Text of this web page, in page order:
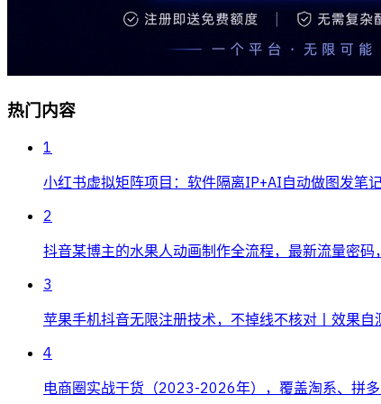
热门内容
1
小红书虚拟矩阵项目：软件隔离IP+AI自动做图发笔
2
抖音某博主的水果人动画制作全流程，最新流量密
3
苹果手机抖音无限注册技术，不掉线不核对丨效果自
4
电商圈实战干货（2023-2026年），覆盖淘系、拼